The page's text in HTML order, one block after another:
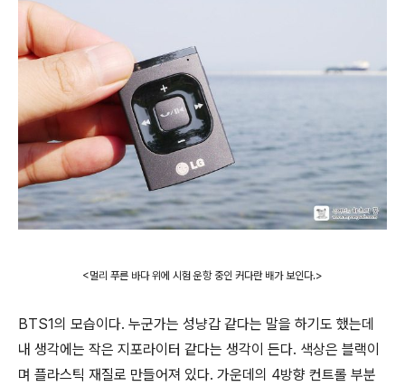
<멀리 푸른 바다 위에 시험 운항 중인 커다란 배가보인다.>
BTS1의 모습이다. 누군가는 성냥갑 같다는 말을 하기도 했는데
내 생각에는 작은 지포라이터 같다는 생각이 든다. 색상은 블랙이
며 플라스틱 재질로 만들어져 있다. 가운데의 4방향 컨트롤 부분